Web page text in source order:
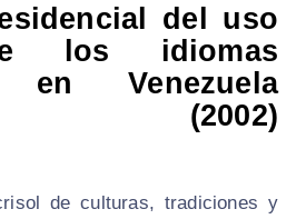
del uso
los idiomas
en Venezuela
(2002)
de culturas, tradiciones y